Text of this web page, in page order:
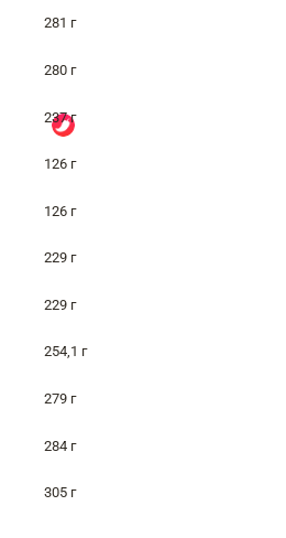
281 г
280 г
237 г
126 г
126 г
229 г
229 г
254,1 г
279 г
284 г
305 г